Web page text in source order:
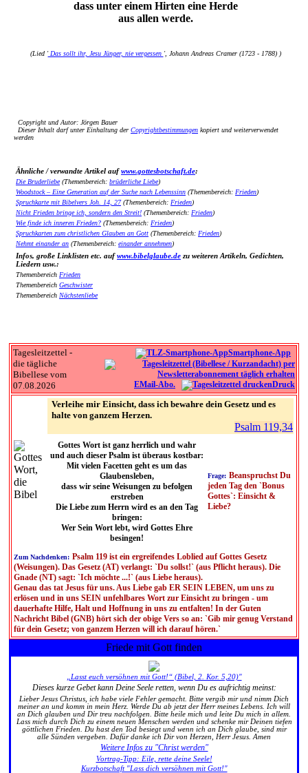
dass unter einem Hirten eine Herde
aus allen werde.
(Lied 'Das sollt ihr, Jesu Jünger, nie vergessen ', Johann Andreas Cramer (1723 - 1788) )
Copyright und Autor: Jörgen Bauer
Dieser Inhalt darf unter Einhaltung der Copyrightbestimmungen kopiert und weiterverwendet
werden
Ähnliche / verwandte Artikel aufwww.gottesbotschaft.de:
Die Bruderliebe(Themenbereich: brüderliche Liebe)
Woodstock – Eine Generation auf der Suche nach Lebenssinn (Themenbereich: Frieden)
Spruchkarte mit Bibelvers Joh. 14, 27(Themenbereich: Frieden)
Nicht Frieden bringe ich, sondern den Streit! (Themenbereich: Frieden)
Wie finde ich inneren Frieden? (Themenbereich: Frieden)
Spruchkarten zum christlichen Glauben an Gott (Themenbereich: Frieden)
Nehmt einander an (Themenbereich: einander annehmen)
Infos, große Linklisten etc. aufwww.bibelglaube.de zu weiteren Artikeln, Gedichten,
Liedern usw.:
Themenbereich Frieden
Themenbereich Geschwister
Themenbereich Nächstenliebe
Tagesleitzettel -
die tägliche
Bibellese vom
07.08.2026
Smartphone-App
EMail-Abo. Druck
Verleihe mir Einsicht, dass ich bewahre dein Gesetz und es
halte von ganzem Herzen.
Psalm 119,34
Gottes Wort ist ganz herrlich und wahr
und auch dieser Psalm ist überaus kostbar:
Mit vielen Facetten geht es um das
Glaubensleben,
dass wir seine Weisungen zu befolgen
erstreben
Die Liebe zum Herrn wird es an den Tag
bringen:
Wer Sein Wort lebt, wird Gottes Ehre
besingen!
Frage: Beanspruchst Du
jeden Tag den `Bonus
Gottes`: Einsicht &
Liebe?
Zum Nachdenken: Psalm 119 ist ein ergreifendes Loblied auf Gottes Gesetz
(Weisungen). Das Gesetz (AT) verlangt: `Du sollst!` (aus Pflicht heraus). Die
Gnade (NT) sagt: `Ich möchte ...!` (aus Liebe heraus).
Genau das tat Jesus für uns. Aus Liebe gab ER SEIN LEBEN, um uns zu
erlösen und in uns SEIN unfehlbares Wort zur Einsicht zu bringen - um
dauerhafte Hilfe, Halt und Hoffnung in uns zu entfalten! In der Guten
Nachricht Bibel (GNB) hört sich der obige Vers so an: `Gib mir genug Verstand
für dein Gesetz; von ganzem Herzen will ich darauf hören.`
Friede mit Gott finden
„Lasst euch versöhnen mit Gott!“ (Bibel, 2. Kor. 5,20)"
Dieses kurze Gebet kann Deine Seele retten, wenn Du es aufrichtig meinst:
Lieber Jesus Christus, ich habe viele Fehler gemacht. Bitte vergib mir und nimm Dich
meiner an und komm in mein Herz. Werde Du ab jetzt der Herr meines Lebens. Ich will
an Dich glauben und Dir treu nachfolgen. Bitte heile mich und leite Du mich in allem.
Lass mich durch Dich zu einem neuen Menschen werden und schenke mir Deinen tiefen
göttlichen Frieden. Du hast den Tod besiegt und wenn ich an Dich glaube, sind mir
alle Sünden vergeben. Dafür danke ich Dir von Herzen, Herr Jesus. Amen
Weitere Infos zu "Christ werden"
Vortrag-Tipp: Eile, rette deine Seele!
Kurzbotschaft "Lass dich versöhnen mit Gott!"